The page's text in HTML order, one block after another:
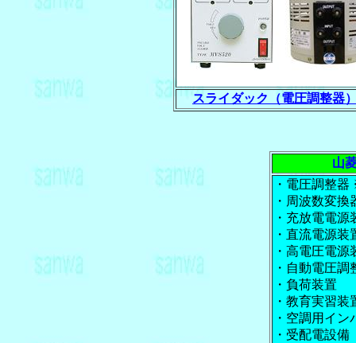
スライダック（電圧調整器
山
・電圧調整
・周波数変
・充放電電源
・直流電源装
・高電圧電源
・自動電圧調
・負荷装置
・教育実習装
・空調用イン
・受配電設備